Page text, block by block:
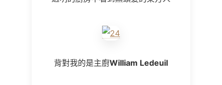
背對我的是主廚William Ledeuil